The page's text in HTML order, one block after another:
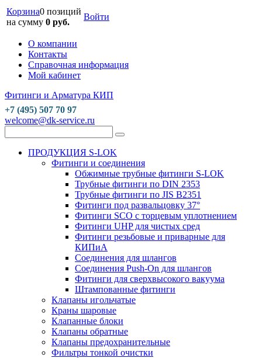
Корзина0 позиций
на сумму 0 руб.
Войти
О компании
Контакты
Справочная информация
Мой кабинет
Фитинги и Арматура КИП
+7 (495) 507 70 97
welcome@dk-service.ru
ПРОДУКЦИЯ S-LOK
Фитинги и соединения
Обжимные трубные фитинги S-LOK
Трубные фитинги по DIN 2353
Трубные фитинги по JIS B2351
Фитинги под развальцовку 37°
Фитинги SCO с торцевым уплотнением
Фитинги UHP для чистых сред
Фитинги резьбовые и приварные для
КИПиА
Соединения для шлангов
Соединения Push-On для шлангов
Фитинги для сверхвысокого вакуума
Штампованные фитинги
Клапаны игольчатые
Краны шаровые
Клапанные блоки
Клапаны обратные
Клапаны предохранительные
Фильтры тонкой очистки